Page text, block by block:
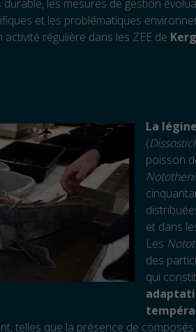
les mesures de gestion
et les problématiques
régulière dans les ZEE de
La
(
poisson
et dans
Les
des
qui
telles que la présence de